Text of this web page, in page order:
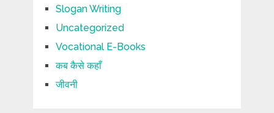
Slogan Writing
Uncategorized
Vocational E-Books
कब कैसे कहाँ
जीवनी